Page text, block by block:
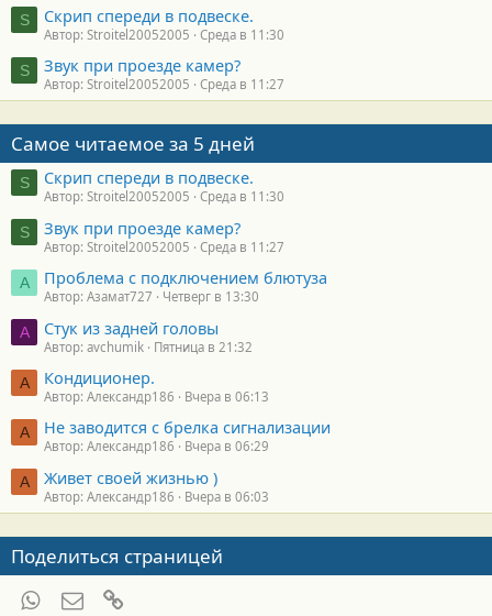
S Скрип спереди в подвеске.
Автор: Stroitel20052005 Среда в 11:30
S Звук при проезде камер?
Автор: Stroitel20052005 Среда в 11:27
Самое читаемое за 5 дней
S Скрип спереди в подвеске.
Автор: Stroitel20052005 Среда в 11:30
S Звук при проезде камер?
Автор: Stroitel20052005 Среда в 11:27
А Проблема с подключением блютуза
Автор: Азамат727 Четверг в 13:30
A Стук из задней головы
Автор: avchumik Пятница в 21:32
А Кондиционер.
Автор: Александр186 Вчера в 06:13
А Не заводится с брелка сигнализации
Автор: Александр186 Вчера в 06:29
А Живет своей жизнью )
Автор: Александр186 Вчера в 06:03
Поделиться страницей
WhatsAppЭлектронная почта